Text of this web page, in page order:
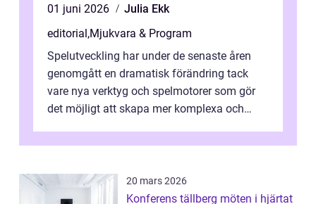
01 juni 2026
Julia Ekk
editorial,Mjukvara & Program
Spelutveckling har under de senaste åren
genomgått en dramatisk förändring tack
vare nya verktyg och spelmotorer som gör
det möjligt att skapa mer komplexa och
20 mars 2026
Konferens tällberg möten i hjärtat